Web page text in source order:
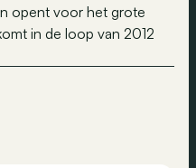
opent voor het grote
in de loop van 2012